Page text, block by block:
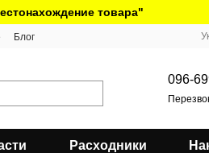
товара"
Блог
096-
Расходники